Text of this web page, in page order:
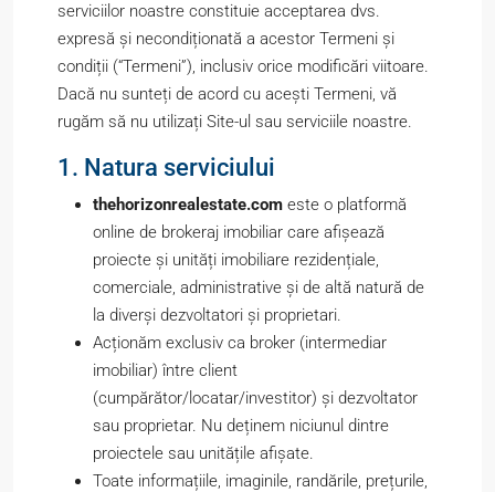
serviciilor noastre constituie acceptarea dvs.
expresă și necondiționată a acestor Termeni și
condiții (“Termeni”), inclusiv orice modificări viitoare.
Dacă nu sunteți de acord cu acești Termeni, vă
rugăm să nu utilizați Site-ul sau serviciile noastre.
1. Natura serviciului
thehorizonrealestate.com este o platformă
online de brokeraj imobiliar care afișează
proiecte și unități imobiliare rezidențiale,
comerciale, administrative și de altă natură de
la diverși dezvoltatori și proprietari.
Acționăm exclusiv ca broker (intermediar
imobiliar) între client
(cumpărător/locatar/investitor) și dezvoltator
sau proprietar. Nu deținem niciunul dintre
proiectele sau unitățile afișate.
Toate informațiile, imaginile, randările, prețurile,